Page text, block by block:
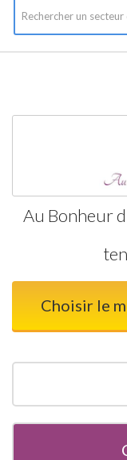
Au Bonheur
Choisir le